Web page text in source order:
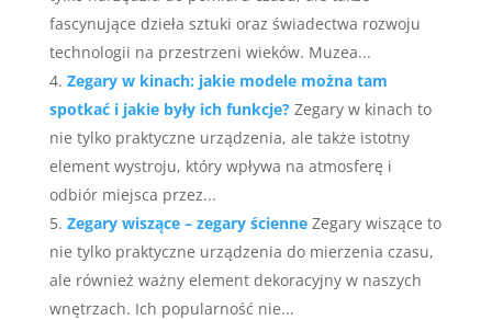
fascynujące dzieła sztuki oraz świadectwa rozwoju
technologii na przestrzeni wieków. Muzea...
Zegary w kinach: jakie modele można tam
spotkać i jakie były ich funkcje? Zegary w kinach to
nie tylko praktyczne urządzenia, ale także istotny
element wystroju, który wpływa na atmosferę i
odbiór miejsca przez...
Zegary wiszące – zegary ścienne Zegary wiszące to
nie tylko praktyczne urządzenia do mierzenia czasu,
ale również ważny element dekoracyjny w naszych
wnętrzach. Ich popularność nie...